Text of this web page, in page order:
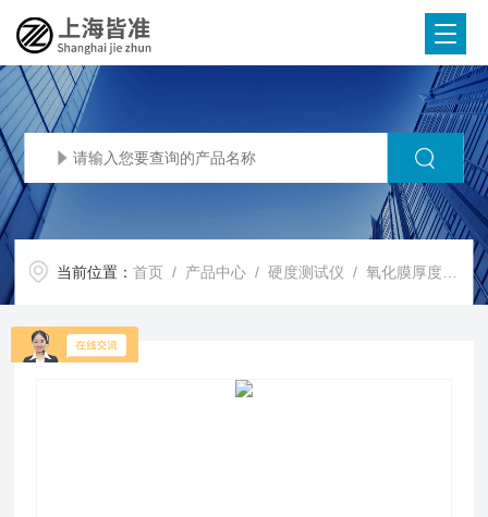
当前位置：首页 / 产品中心 /硬度测试仪 /氧化膜厚度硬度计